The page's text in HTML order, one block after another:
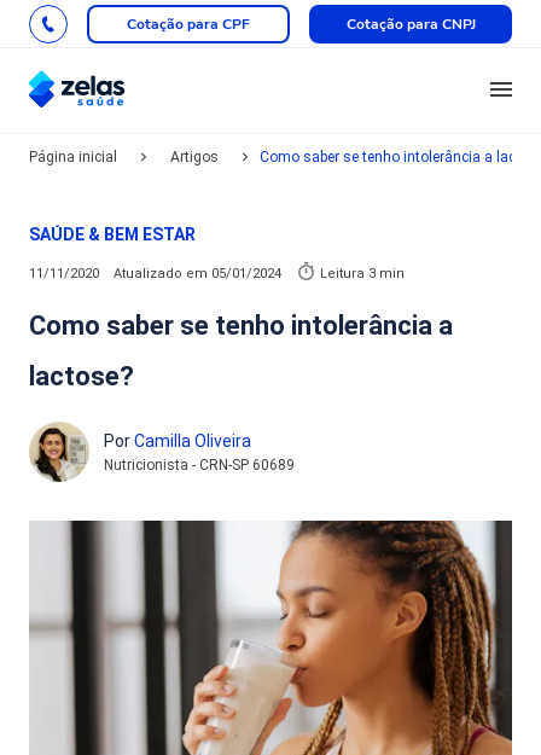
Cotação para CPF Cotação para CNPJ
Página inicial Artigos Como saber se tenho intolerância a
SAÚDE & BEM ESTAR
11/11/2020 Atualizado em 05/01/2024 Leitura 3 min
Como saber se tenho intolerância a
lactose?
PorCamilla Oliveira
Nutricionista - CRN-SP 60689